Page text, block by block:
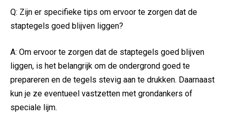
Q: Zijn ⁣er specifieke tips ⁣om ervoor te zorgen dat⁤ de⁤
staptegels ⁢goed ​blijven liggen?
A: Om ervoor te zorgen ⁣dat de staptegels⁢ goed⁢ blijven
liggen, is het belangrijk om de ondergrond goed⁣ te⁣
prepareren en de tegels ‍stevig aan te drukken. Daarnaast
kun je ze eventueel vastzetten met ⁢grondankers‌ of⁣
speciale lijm.